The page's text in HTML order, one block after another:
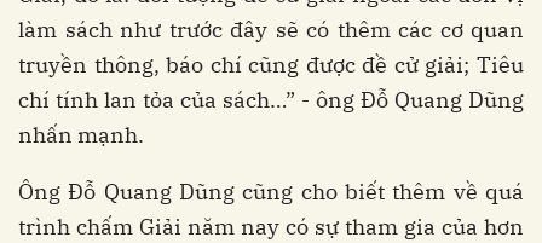
làm sách như trước đây sẽ có thêm các cơ quan
truyền thông, báo chí cũng được đề cử giải; Tiêu
chí tính lan tỏa của sách…” - ông Đỗ Quang Dũng
nhấn mạnh.
Ông Đỗ Quang Dũng cũng cho biết thêm về quá
trình chấm Giải năm nay có sự tham gia của hơn